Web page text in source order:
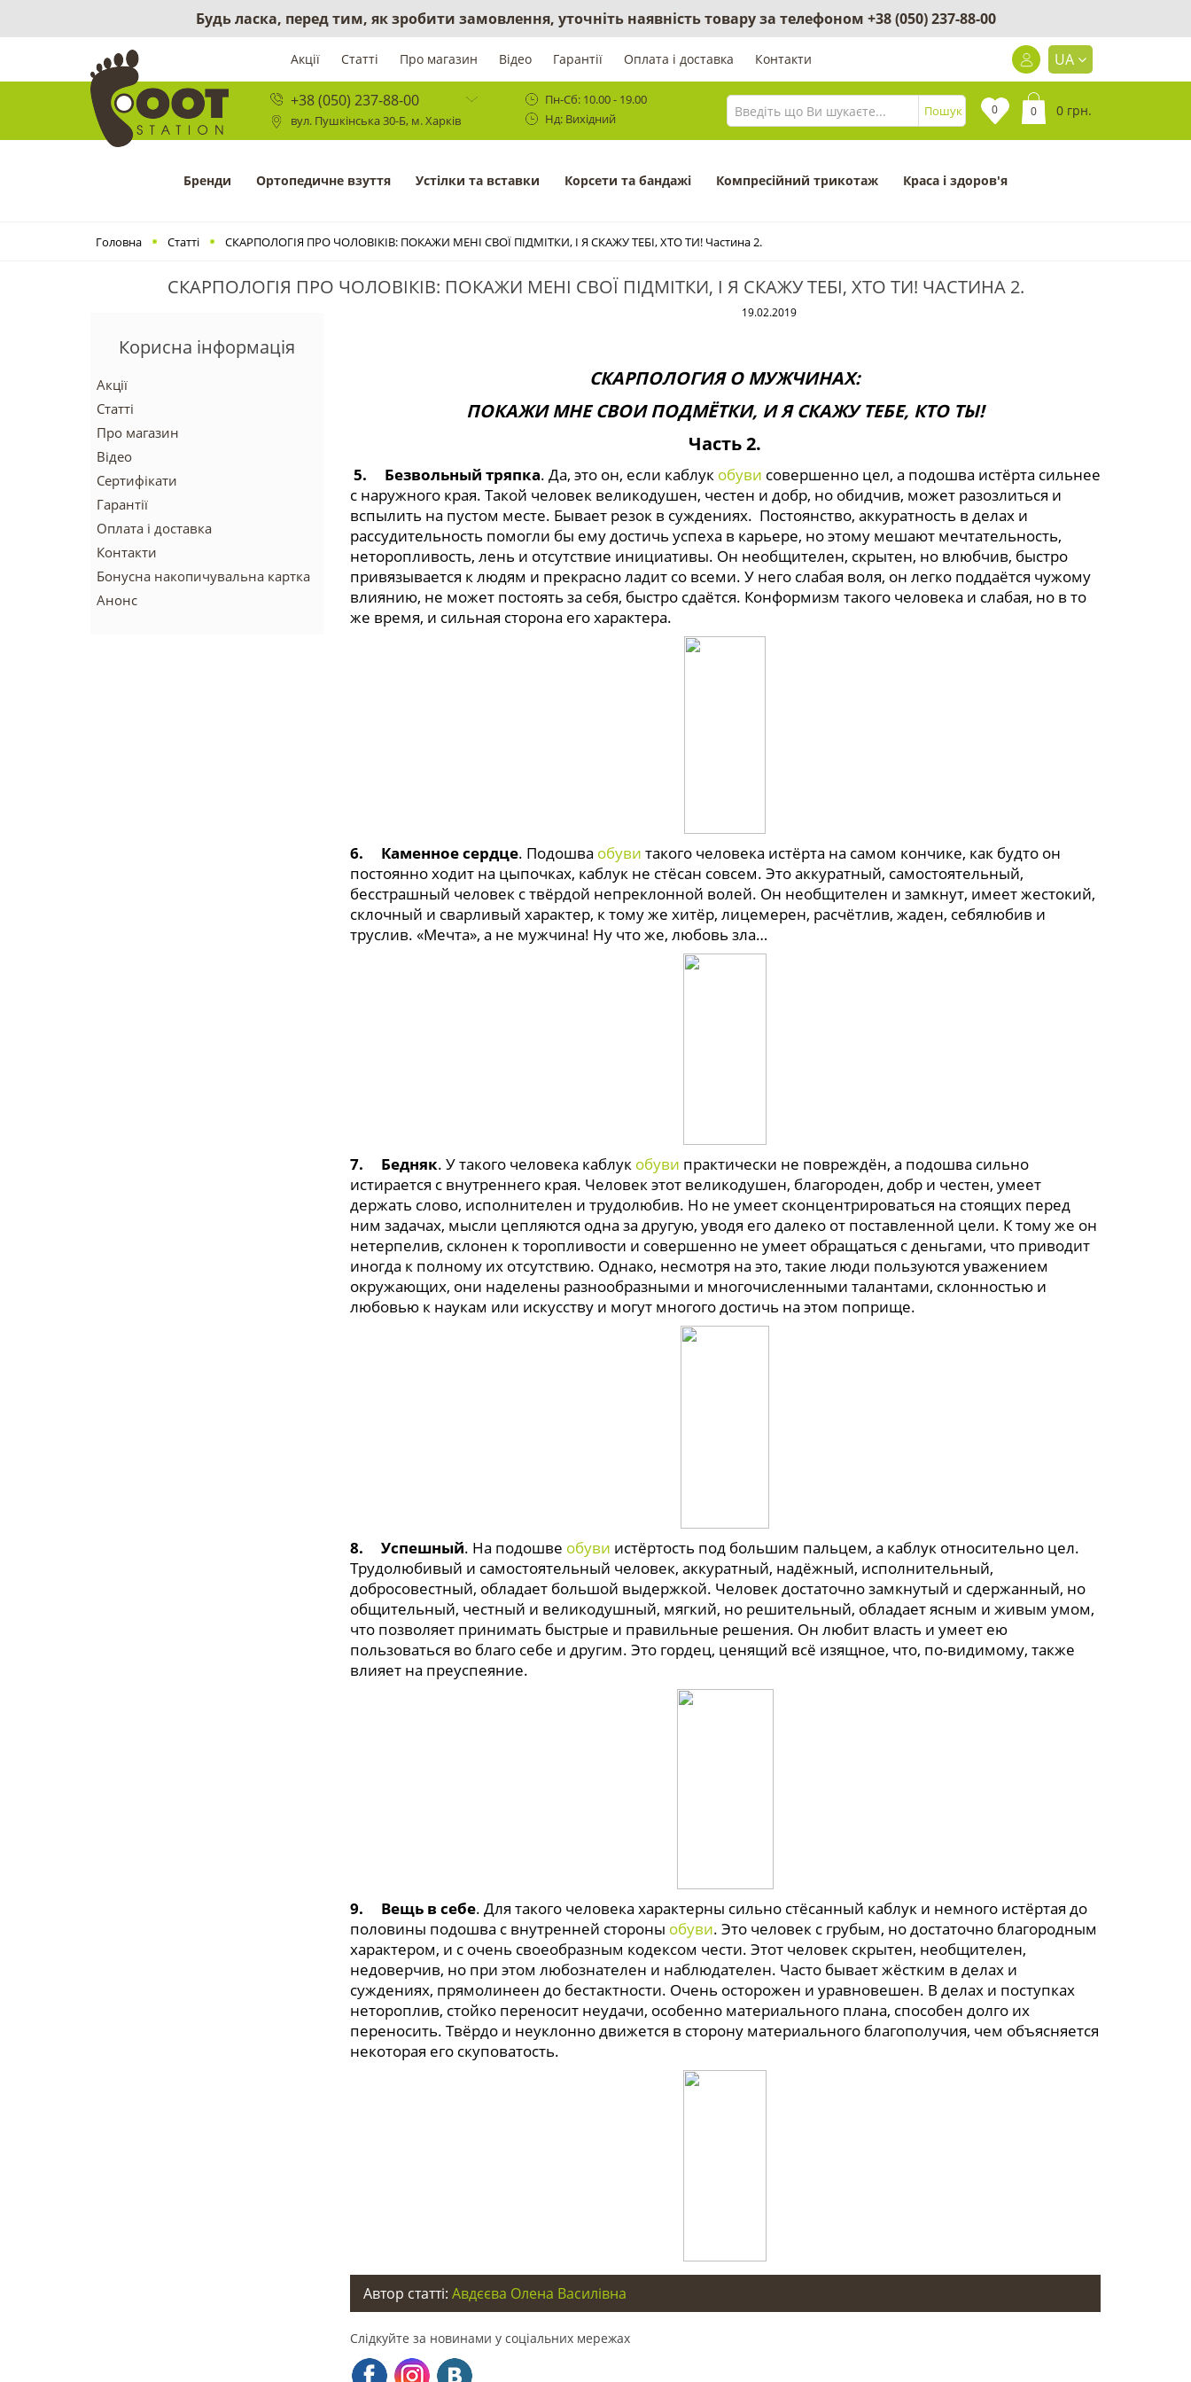
Будь ласка, перед тим, як зробити замовлення, уточніть наявність товару за телефоном +38 (050) 237-88-00
Акції Статті Про магазин Відео Гарантії Оплата і доставка Контакти UA
+38 (050) 237-88-00
вул. Пушкінська 30-Б, м. Харків
Пн-Сб: 10.00 - 19.00
Нд: Вихідний
Пошук 0 0 0 грн.
Бренди Ортопедичне взуття Устілки та вставки Корсети та бандажі Компресійний трикотаж Краса і здоров'я
Головна Статті СКАРПОЛОГІЯ ПРО ЧОЛОВІКІВ: ПОКАЖИ МЕНІ СВОЇ ПІДМІТКИ, І Я СКАЖУ ТЕБІ, ХТО ТИ! Частина 2.
СКАРПОЛОГІЯ ПРО ЧОЛОВІКІВ: ПОКАЖИ МЕНІ СВОЇ ПІДМІТКИ, І Я СКАЖУ ТЕБІ, ХТО ТИ! ЧАСТИНА 2.
Корисна інформація
Акції
Статті
Про магазин
Відео
Сертифікати
Гарантії
Оплата і доставка
Контакти
Бонусна накопичувальна картка
Анонс
19.02.2019
СКАРПОЛОГИЯ О МУЖЧИНАХ:
ПОКАЖИ МНЕ СВОИ ПОДМЁТКИ, И Я СКАЖУ ТЕБЕ, КТО ТЫ!
Часть 2.
5. Безвольный тряпка. Да, это он, если каблукобуви совершенно цел, а подошва истёрта сильнее
с наружного края. Такой человек великодушен, честен и добр, но обидчив, может разозлиться и
вспылить на пустом месте. Бывает резок в суждениях. Постоянство, аккуратность в делах и
рассудительность помогли бы ему достичь успеха в карьере, но этому мешают мечтательность,
неторопливость, лень и отсутствие инициативы. Он необщителен, скрытен, но влюбчив, быстро
привязывается к людям и прекрасно ладит со всеми. У него слабая воля, он легко поддаётся чужому
влиянию, не может постоять за себя, быстро сдаётся. Конформизм такого человека и слабая, но в то
же время, и сильная сторона его характера.
6. Каменное сердце. Подошва обуви такого человека истёрта на самом кончике, как будто он
постоянно ходит на цыпочках, каблук не стёсан совсем. Это аккуратный, самостоятельный,
бесстрашный человек с твёрдой непреклонной волей. Он необщителен и замкнут, имеет жестокий,
склочный и сварливый характер, к тому же хитёр, лицемерен, расчётлив, жаден, себялюбив и
труслив. «Мечта», а не мужчина! Ну что же, любовь зла…
7. Бедняк. У такого человека каблук обуви практически не повреждён, а подошва сильно
истирается с внутреннего края. Человек этот великодушен, благороден, добр и честен, умеет
держать слово, исполнителен и трудолюбив. Но не умеет сконцентрироваться на стоящих перед
ним задачах, мысли цепляются одна за другую, уводя его далеко от поставленной цели. К тому же он
нетерпелив, склонен к торопливости и совершенно не умеет обращаться с деньгами, что приводит
иногда к полному их отсутствию. Однако, несмотря на это, такие люди пользуются уважением
окружающих, они наделены разнообразными и многочисленными талантами, склонностью и
любовью к наукам или искусству и могут многого достичь на этом поприще.
8. Успешный. На подошве обуви истёртость под большим пальцем, а каблук относительно цел.
Трудолюбивый и самостоятельный человек, аккуратный, надёжный, исполнительный,
добросовестный, обладает большой выдержкой. Человек достаточно замкнутый и сдержанный, но
общительный, честный и великодушный, мягкий, но решительный, обладает ясным и живым умом,
что позволяет принимать быстрые и правильные решения. Он любит власть и умеет ею
пользоваться во благо себе и другим. Это гордец, ценящий всё изящное, что, по-видимому, также
влияет на преуспеяние.
9. Вещь в себе. Для такого человека характерны сильно стёсанный каблук и немного истёртая до
половины подошва с внутренней стороны обуви. Это человек с грубым, но достаточно благородным
характером, и с очень своеобразным кодексом чести. Этот человек скрытен, необщителен,
недоверчив, но при этом любознателен и наблюдателен. Часто бывает жёстким в делах и
суждениях, прямолинеен до бестактности. Очень осторожен и уравновешен. В делах и поступках
нетороплив, стойко переносит неудачи, особенно материального плана, способен долго их
переносить. Твёрдо и неуклонно движется в сторону материального благополучия, чем объясняется
некоторая его скуповатость.
Автор статті: Авдєєва Олена Василівна
Слідкуйте за новинами у соціальних мережах